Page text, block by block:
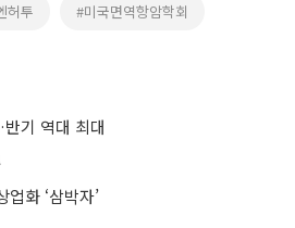
허투 #미국면역항암학회
기 역대 최대
화 ‘삼박자’